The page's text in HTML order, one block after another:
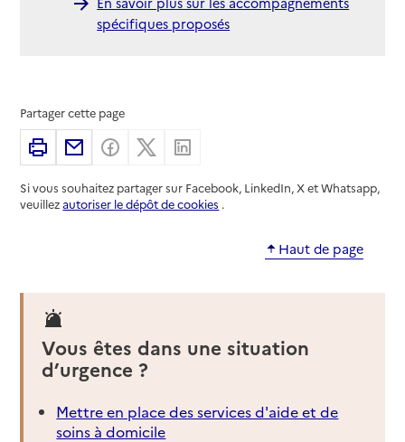
spécifiques proposés
Partager cette page
ImprimerPartager par email
Partager sur Facebook
Partager sur X
Si vous souhaitez partager sur Facebook, LinkedIn, X et Whatsapp,
veuillezautoriser le dépôt de cookies .
Haut de page
Vous êtes dans une situation
d’urgence ?
Mettre en place des services d'aide et de
soins à domicile